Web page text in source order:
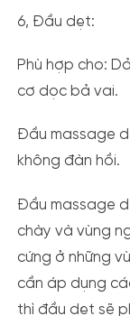
6, Đầu dẹt:
Phù hợp cho:
cơ dọc bả vai.
Đầu massage
không đàn hồi.
Đầu massage
chày và vùng
cứng ở những
cần áp dụng
thì đầu dẹt sẽ